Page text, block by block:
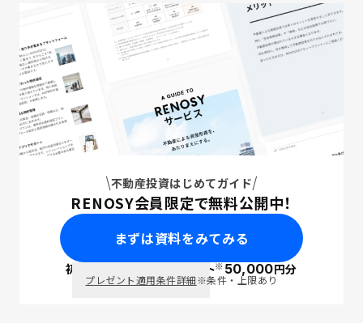
不動産投資はじめてガイド
RENOSY会員限定で無料公開中！
まずは資料をみてみる
初回面談で ポイント※50,000円分
プレゼント適用条件詳細※条件・上限あり